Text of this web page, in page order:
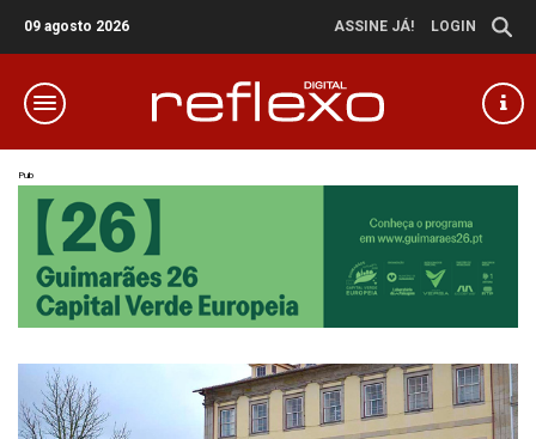
09 agosto 2026 ASSINE JÁ! LOGIN
Pub